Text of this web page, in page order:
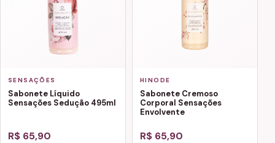
SENSAÇÕES
Sabonete Líquido
Sensações Sedução 495ml
R$ 65,90
HINODE
Sabonete Cremoso
Corporal Sensações
Envolvente
R$ 65,90